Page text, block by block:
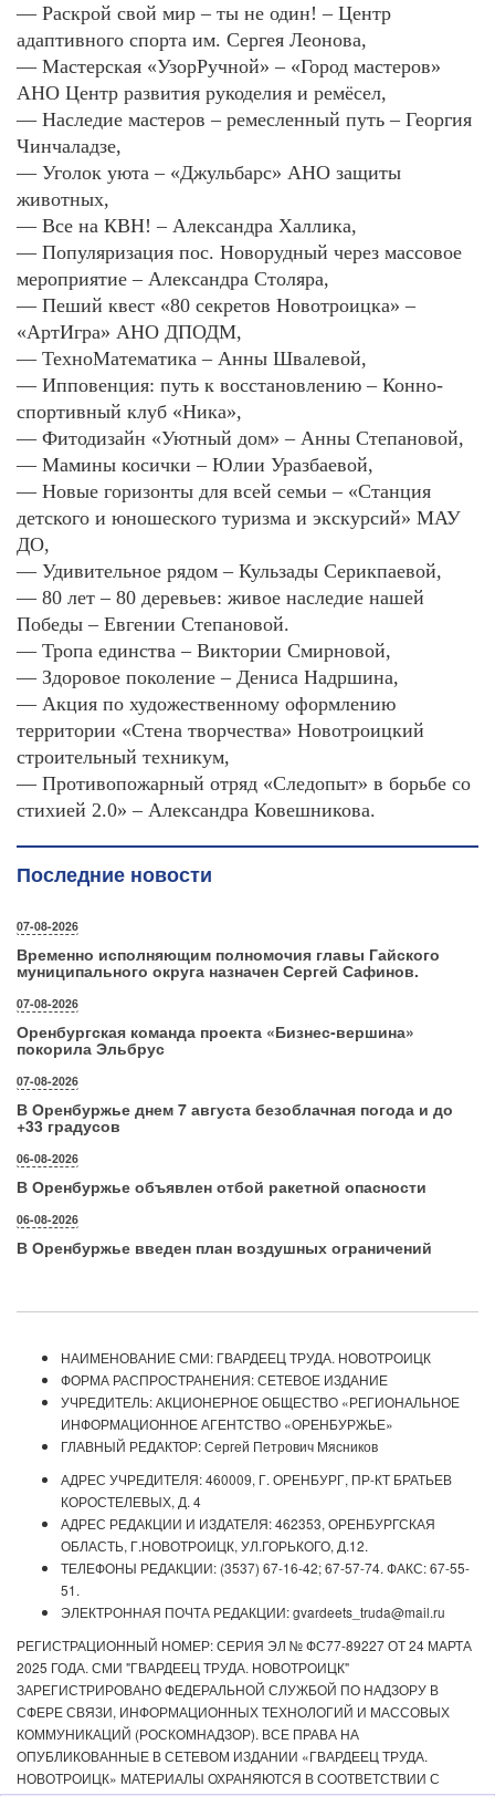
— Раскрой свой мир – ты не один! – Центр
адаптивного спорта им. Сергея Леонова,
— Мастерская «УзорРучной» – «Город мастеров»
АНО Центр развития рукоделия и ремёсел,
— Наследие мастеров – ремесленный путь – Георгия
Чинчаладзе,
— Уголок уюта – «Джульбарс» АНО защиты
животных,
— Все на КВН! – Александра Халлика,
— Популяризация пос. Новорудный через массовое
мероприятие – Александра Столяра,
— Пеший квест «80 секретов Новотроицка» –
«АртИгра» АНО ДПОДМ,
— ТехноМатематика – Анны Швалевой,
— Ипповенция: путь к восстановлению – Конно-
спортивный клуб «Ника»,
— Фитодизайн «Уютный дом» – Анны Степановой,
— Мамины косички – Юлии Уразбаевой,
— Новые горизонты для всей семьи – «Станция
детского и юношеского туризма и экскурсий» МАУ
ДО,
— Удивительное рядом – Кульзады Серикпаевой,
— 80 лет – 80 деревьев: живое наследие нашей
Победы – Евгении Степановой.
— Тропа единства – Виктории Смирновой,
— Здоровое поколение – Дениса Надршина,
— Акция по художественному оформлению
территории «Стена творчества» Новотроицкий
строительный техникум,
— Противопожарный отряд «Следопыт» в борьбе со
стихией 2.0» – Александра Ковешникова.
Последние новости
07-08-2026
Временно исполняющим полномочия главы Гайского
муниципального округа назначен Сергей Сафинов.
07-08-2026
Оренбургская команда проекта «Бизнес‑вершина»
покорила Эльбрус
07-08-2026
В Оренбуржье днем 7 августа безоблачная погода и до
+33 градусов
06-08-2026
В Оренбуржье объявлен отбой ракетной опасности
06-08-2026
В Оренбуржье введен план воздушных ограничений
НАИМЕНОВАНИЕ СМИ: ГВАРДЕЕЦ ТРУДА. НОВОТРОИЦК
ФОРМА РАСПРОСТРАНЕНИЯ: СЕТЕВОЕ ИЗДАНИЕ
УЧРЕДИТЕЛЬ: АКЦИОНЕРНОЕ ОБЩЕСТВО «РЕГИОНАЛЬНОЕ
ИНФОРМАЦИОННОЕ АГЕНТСТВО «ОРЕНБУРЖЬЕ»
ГЛАВНЫЙ РЕДАКТОР: Сергей Петрович Мясников
АДРЕС УЧРЕДИТЕЛЯ: 460009, Г. ОРЕНБУРГ, ПР-КТ БРАТЬЕВ
КОРОСТЕЛЕВЫХ, Д. 4
АДРЕС РЕДАКЦИИ И ИЗДАТЕЛЯ: 462353, ОРЕНБУРГСКАЯ
ОБЛАСТЬ, Г.НОВОТРОИЦК, УЛ.ГОРЬКОГО, Д.12.
ТЕЛЕФОНЫ РЕДАКЦИИ: (3537) 67-16-42; 67-57-74. ФАКС: 67-55-
51.
ЭЛЕКТРОННАЯ ПОЧТА РЕДАКЦИИ: gvardeets_truda@mail.ru
РЕГИСТРАЦИОННЫЙ НОМЕР: СЕРИЯ ЭЛ № ФС77-89227 ОТ 24 МАРТА
2025 ГОДА. СМИ "ГВАРДЕЕЦ ТРУДА. НОВОТРОИЦК"
ЗАРЕГИСТРИРОВАНО ФЕДЕРАЛЬНОЙ СЛУЖБОЙ ПО НАДЗОРУ В
СФЕРЕ СВЯЗИ, ИНФОРМАЦИОННЫХ ТЕХНОЛОГИЙ И МАССОВЫХ
КОММУНИКАЦИЙ (РОСКОМНАДЗОР). ВСЕ ПРАВА НА
ОПУБЛИКОВАННЫЕ В СЕТЕВОМ ИЗДАНИИ «ГВАРДЕЕЦ ТРУДА.
НОВОТРОИЦК» МАТЕРИАЛЫ ОХРАНЯЮТСЯ В СООТВЕТСТВИИ С